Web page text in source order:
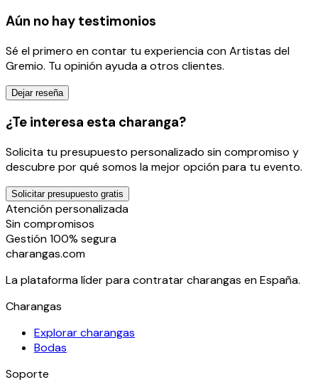
Aún no hay testimonios
Sé el primero en contar tu experiencia conArtistas del
Gremio. Tu opinión ayuda a otros clientes.
Dejar reseña
¿Te interesa esta charanga?
Solicita tu presupuesto personalizado sin compromiso y
descubre por qué somos la mejor opción para tu evento.
Solicitar presupuesto gratis
Atención personalizada
Sin compromisos
Gestión 100% segura
charangas.com
La plataforma líder para contratar charangas en España.
Charangas
Explorar charangas
Bodas
Soporte